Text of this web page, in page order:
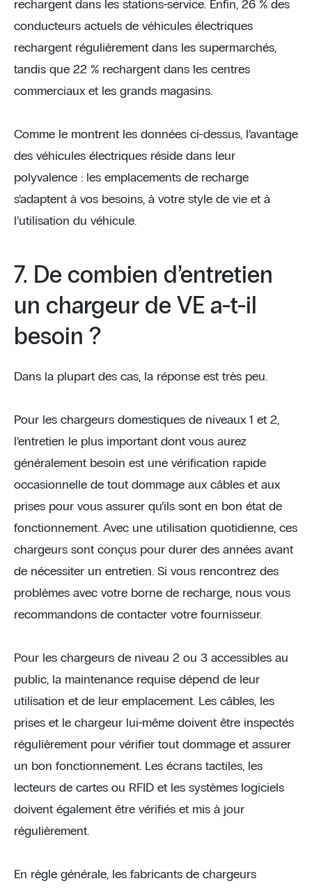
rechargent dans les stations-service. Enfin, 26 % des
conducteurs actuels de véhicules électriques
rechargent régulièrement dans les supermarchés,
tandis que 22 % rechargent dans les centres
commerciaux et les grands magasins.
Comme le montrent les données ci-dessus, l’avantage
des véhicules électriques réside dans leur
polyvalence : les emplacements de recharge
s’adaptent à vos besoins, à votre style de vie et à
l’utilisation du véhicule.
7. De combien d’entretien
un chargeur de VE a-t-il
besoin ?
Dans la plupart des cas, la réponse est très peu.
Pour les chargeurs domestiques de niveaux 1 et 2,
l’entretien le plus important dont vous aurez
généralement besoin est une vérification rapide
occasionnelle de tout dommage aux câbles et aux
prises pour vous assurer qu’ils sont en bon état de
fonctionnement. Avec une utilisation quotidienne, ces
chargeurs sont conçus pour durer des années avant
de nécessiter un entretien. Si vous rencontrez des
problèmes avec votre borne de recharge, nous vous
recommandons de contacter votre fournisseur.
Pour les chargeurs de niveau 2 ou 3 accessibles au
public, la maintenance requise dépend de leur
utilisation et de leur emplacement. Les câbles, les
prises et le chargeur lui-même doivent être inspectés
régulièrement pour vérifier tout dommage et assurer
un bon fonctionnement. Les écrans tactiles, les
lecteurs de cartes ou RFID et les systèmes logiciels
doivent également être vérifiés et mis à jour
régulièrement.
En règle générale, les fabricants de chargeurs